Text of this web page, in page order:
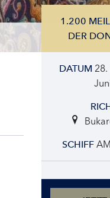
1.200
DER
DATUM 28.
SCHIFF